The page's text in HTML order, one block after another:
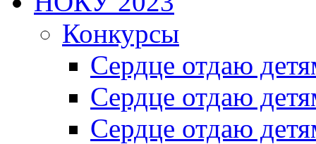
Конкурсы
Сердце отдаю
Сердце отдаю
Сердце отдаю